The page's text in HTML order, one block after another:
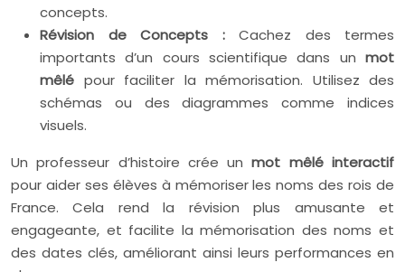
concepts.
Révision de Concepts : Cachez des termes
importants d’un cours scientifique dans un mot
mêlé pour faciliter la mémorisation. Utilisez des
schémas ou des diagrammes comme indices
visuels.
Un professeur d’histoire crée unmot mêlé interactif
pour aider ses élèves à mémoriser les noms des rois de
France. Cela rend la révision plus amusante et
engageante, et facilite la mémorisation des noms et
des dates clés, améliorant ainsi leurs performances en